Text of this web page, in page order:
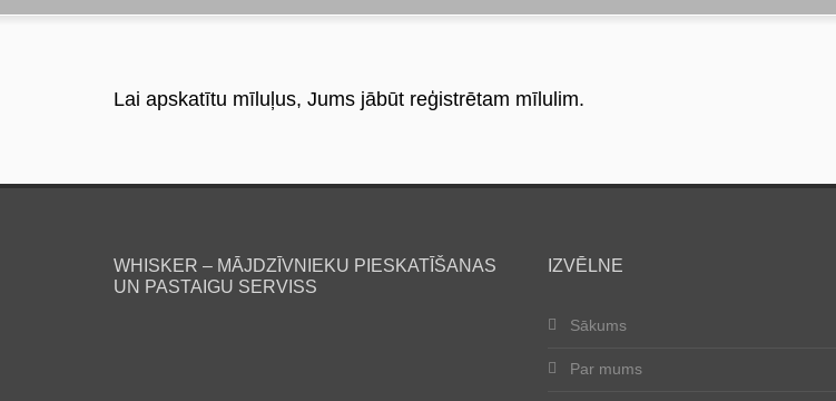
Lai apskatītu mīluļus, Jums jābūt reģistrētam mīlulim.
WHISKER – MĀJDZĪVNIEKU PIESKATĪŠANAS
UN PASTAIGU SERVISS
IZVĒLNE
Sākums
Par mums